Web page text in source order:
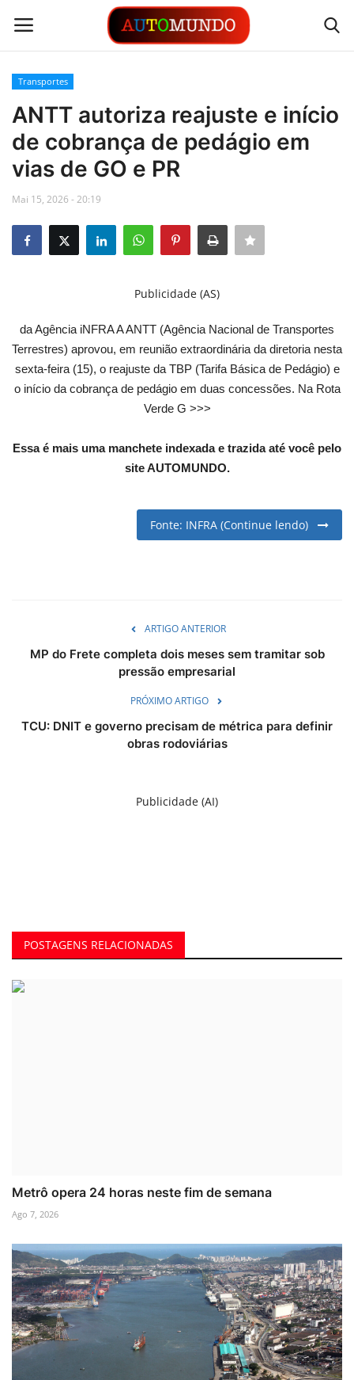
Login
Contato
Links
Busca Direta
Idioma
English Portuguese
Transportes
ANTT autoriza reajuste e início
de cobrança de pedágio em
vias de GO e PR
Mai 15, 2026 - 20:19
Publicidade (AS)
da Agência iNFRA A ANTT (Agência Nacional de Transportes
Terrestres) aprovou, em reunião extraordinária da diretoria nesta
sexta-feira (15), o reajuste da TBP (Tarifa Básica de Pedágio) e
o início da cobrança de pedágio em duas concessões. Na Rota
Verde G >>>
Essa é mais uma manchete indexada e trazida até você pelo
site AUTOMUNDO.
Fonte: INFRA (Continue lendo)
ARTIGO ANTERIOR
MP do Frete completa dois meses sem tramitar sob
pressão empresarial
PRÓXIMO ARTIGO
TCU: DNIT e governo precisam de métrica para definir
obras rodoviárias
Publicidade (AI)
POSTAGENS RELACIONADAS
Metrô opera 24 horas neste fim de semana
Ago 7, 2026